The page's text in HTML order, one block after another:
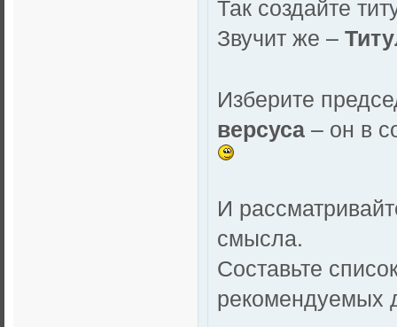
Звучит же –
Изберите
версуса– он в
И
смысла.
Составьте
рекомендуемых